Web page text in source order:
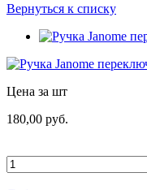
Вернуться к списку
Цена за шт
180,00 руб.